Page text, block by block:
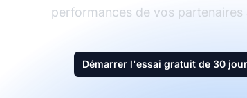
performances de vos partenaires
Démarrer l'essai gratuit de 30